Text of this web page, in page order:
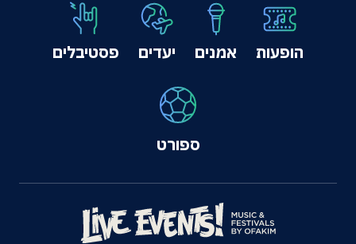
הופעות אמנים יעדים פסטיבלים
ספורט